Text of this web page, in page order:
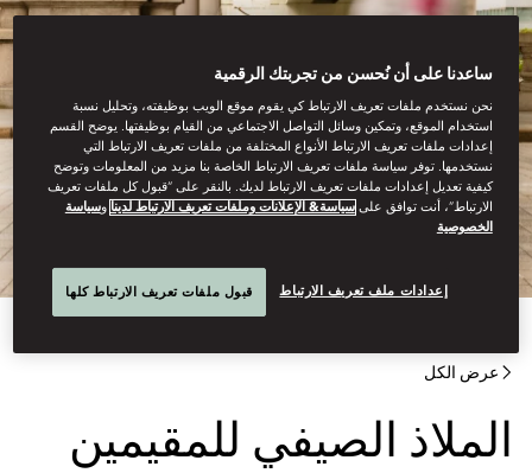
عرض الكل
الملاذ الصيفي للمقيمين
ساعدنا على أن نُحسن من تجربتك الرقمية
نحن نستخدم ملفات تعريف الارتباط كي يقوم موقع الويب بوظيفته، وتحليل نسبة
استخدام الموقع، وتمكين وسائل التواصل الاجتماعي من القيام بوظيفتها. يوضح القسم
إعدادات ملفات تعريف الارتباط الأنواع المختلفة من ملفات تعريف الارتباط التي
نستخدمها. توفر سياسة ملفات تعريف الارتباط الخاصة بنا مزيد من المعلومات وتوضح
كيفية تعديل إعدادات ملفات تعريف الارتباط لديك. بالنقر على “قبول كل ملفات تعريف
الارتباط”، أنت توافق علىسياسة& الإعلانات وملفات تعريف الارتباط لدينا وسياسة
الخصوصية
إعدادات ملف تعريف الارتباط قبول ملفات تعريف الارتباط كلها